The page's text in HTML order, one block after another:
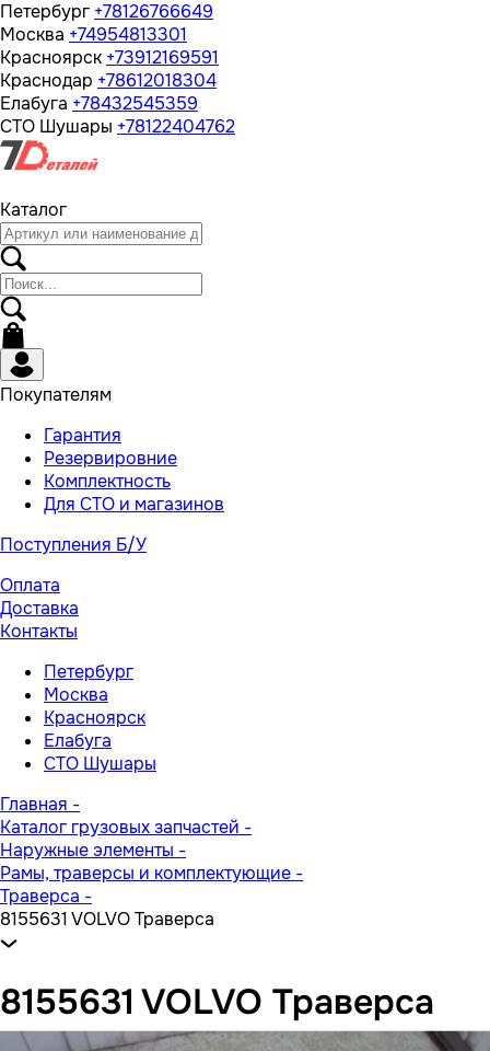
Петербург +78126766649
Москва +74954813301
Красноярск +73912169591
Краснодар +78612018304
Елабуга +78432545359
СТО Шушары +78122404762
Каталог
Покупателям
Гарантия
Резервировние
Комплектность
Для СТО и магазинов
Поступления Б/У
Оплата
Доставка
Контакты
Петербург
Москва
Красноярск
Елабуга
СТО Шушары
Главная -
Каталог грузовых запчастей -
Наружные элементы -
Рамы, траверсы и комплектующие -
Траверса -
8155631 VOLVO Траверса
8155631 VOLVO Траверса